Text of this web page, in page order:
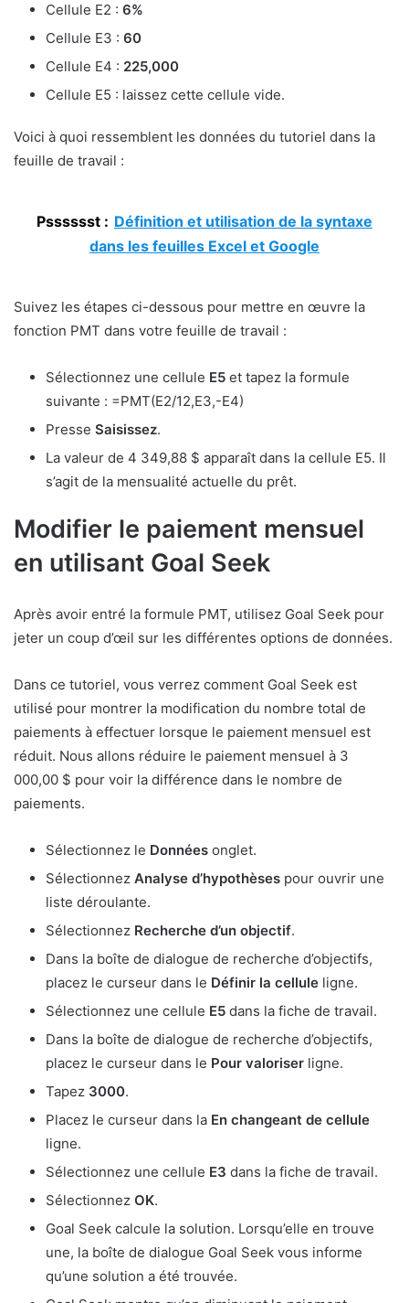
Cellule E2 : 6%
Cellule E3 : 60
Cellule E4 : 225,000
Cellule E5 : laissez cette cellule vide.
Voici à quoi ressemblent les données du tutoriel dans la
feuille de travail :
Psssssst : Définition et utilisation de la syntaxe
dans les feuilles Excel et Google
Suivez les étapes ci-dessous pour mettre en œuvre la
fonction PMT dans votre feuille de travail :
Sélectionnez une cellule E5 et tapez la formule
suivante : =PMT(E2/12,E3,-E4)
Presse Saisissez.
La valeur de 4 349,88 $ apparaît dans la cellule E5. Il
s’agit de la mensualité actuelle du prêt.
Modifier le paiement mensuel
en utilisant Goal Seek
Après avoir entré la formule PMT, utilisez Goal Seek pour
jeter un coup d’œil sur les différentes options de données.
Dans ce tutoriel, vous verrez comment Goal Seek est
utilisé pour montrer la modification du nombre total de
paiements à effectuer lorsque le paiement mensuel est
réduit. Nous allons réduire le paiement mensuel à 3
000,00 $ pour voir la différence dans le nombre de
paiements.
Sélectionnez le Données onglet.
Sélectionnez Analyse d’hypothèses pour ouvrir une
liste déroulante.
Sélectionnez Recherche d’un objectif.
Dans la boîte de dialogue de recherche d’objectifs,
placez le curseur dans le Définir la cellule ligne.
Sélectionnez une cellule E5 dans la fiche de travail.
Dans la boîte de dialogue de recherche d’objectifs,
placez le curseur dans le Pour valoriser ligne.
Tapez 3000.
Placez le curseur dans la En changeant de cellule
ligne.
Sélectionnez une cellule E3 dans la fiche de travail.
Sélectionnez OK.
Goal Seek calcule la solution. Lorsqu’elle en trouve
une, la boîte de dialogue Goal Seek vous informe
qu’une solution a été trouvée.